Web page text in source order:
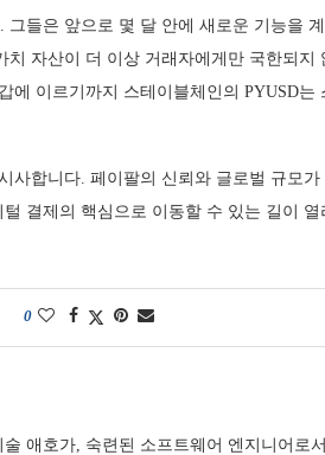
들은 앞으로 몇 달 안에 새로운 기능을
자산이 더 이상 거래자에게만 국한되지
이르기까지 스테이블체인의 PYUSD는
사합니다. 페이팔의 신뢰와 글로벌 규모
결제의 핵심으로 이동할 수 있는 길이 열
0
애호가, 숙련된 소프트웨어 엔지니어로